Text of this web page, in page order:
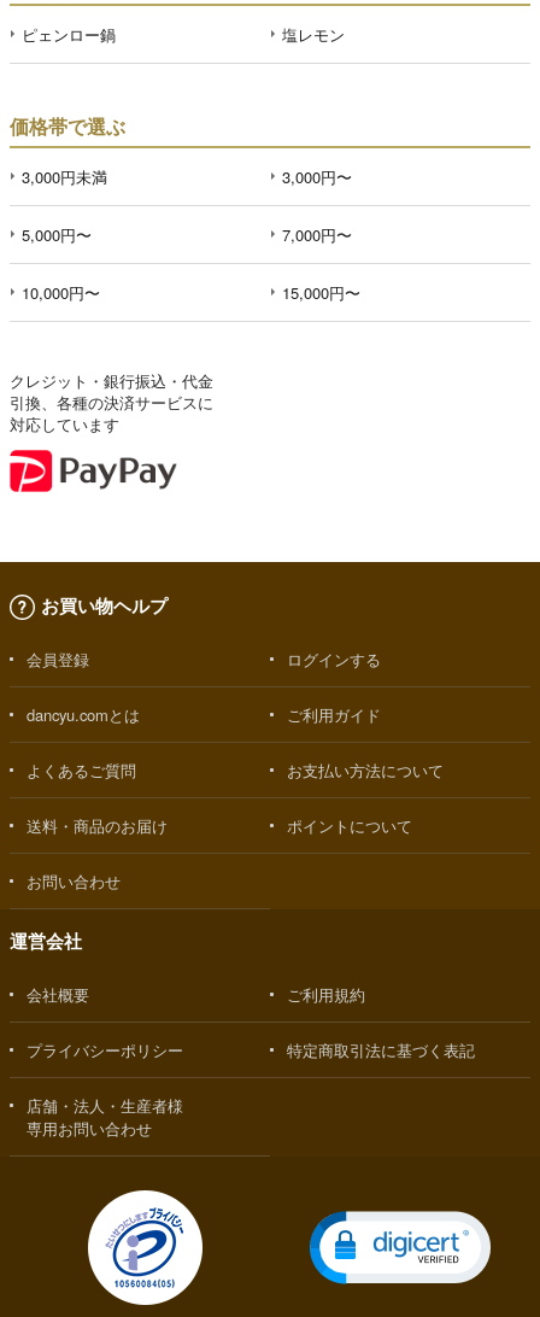
ピェンロー鍋 塩レモン
価格帯で選ぶ
3,000円未満 3,000円〜
5,000円〜 7,000円〜
10,000円〜 15,000円〜
クレジット・銀行振込・代金
引換、各種の決済サービスに
対応しています
お買い物ヘルプ
会員登録 ログインする
dancyu.comとは ご利用ガイド
よくあるご質問 お支払い方法について
送料・商品のお届け ポイントについて
お問い合わせ
運営会社
会社概要 ご利用規約
プライバシーポリシー 特定商取引法に基づく表記
店舗・法人・生産者様
専用お問い合わせ